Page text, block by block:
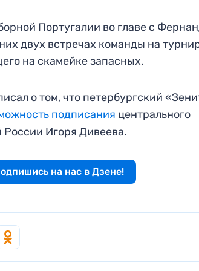
Португалии во главе с
двух встречах команды на
на скамейке запасных.
о том, что петербургский
подписания центрального
Игоря Дивеева.
на нас в Дзене!